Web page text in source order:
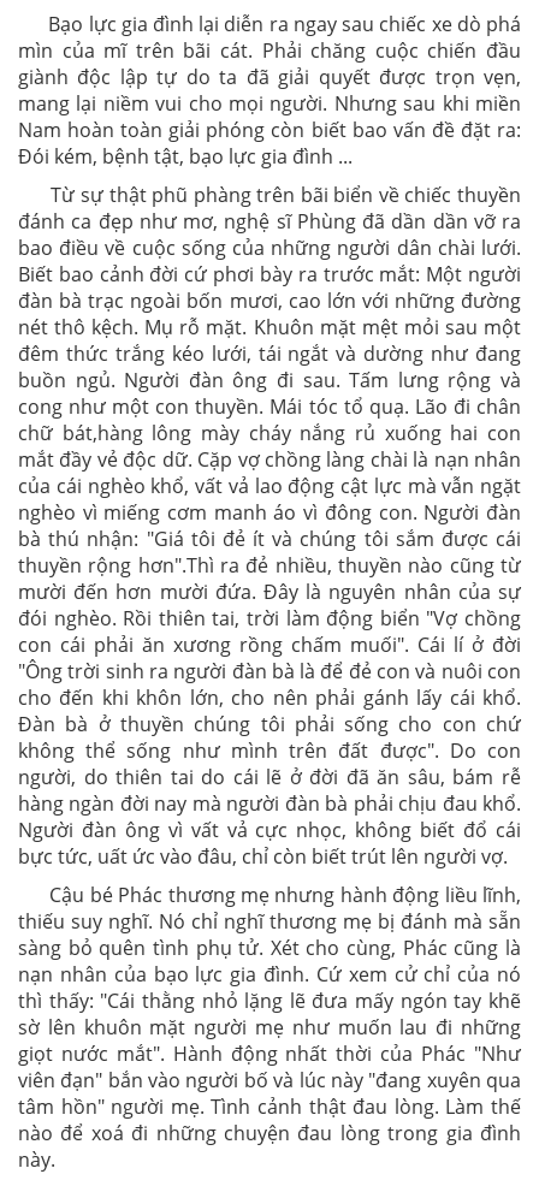
Bạo lực gia đình lại diễn ra ngay sau chiếc xe dò phá
mìn của mĩ trên bãi cát. Phải chăng cuộc chiến đầu
giành độc lập tự do ta đã giải quyết được trọn vẹn,
mang lại niềm vui cho mọi người. Nhưng sau khi miền
Nam hoàn toàn giải phóng còn biết bao vấn đề đặt ra:
Đói kém, bệnh tật, bạo lực gia đình ...
Từ sự thật phũ phàng trên bãi biển về chiếc thuyền
đánh ca đẹp như mơ, nghệ sĩ Phùng đã dần dần vỡ ra
bao điều về cuộc sống của những người dân chài lưới.
Biết bao cảnh đời cứ phơi bày ra trước mắt: Một người
đàn bà trạc ngoài bốn mươi, cao lớn với những đường
nét thô kệch. Mụ rỗ mặt. Khuôn mặt mệt mỏi sau một
đêm thức trắng kéo lưới, tái ngắt và dường như đang
buồn ngủ. Người đàn ông đi sau. Tấm lưng rộng và
cong như một con thuyền. Mái tóc tổ quạ. Lão đi chân
chữ bát,hàng lông mày cháy nắng rủ xuống hai con
mắt đầy vẻ độc dữ. Cặp vợ chồng làng chài là nạn nhân
của cái nghèo khổ, vất vả lao động cật lực mà vẫn ngặt
nghèo vì miếng cơm manh áo vì đông con. Người đàn
bà thú nhận: "Giá tôi đẻ ít và chúng tôi sắm được cái
thuyền rộng hơn".Thì ra đẻ nhiều, thuyền nào cũng từ
mười đến hơn mười đứa. Đây là nguyên nhân của sự
đói nghèo. Rồi thiên tai, trời làm động biển "Vợ chồng
con cái phải ăn xương rồng chấm muối". Cái lí ở đời
"Ông trời sinh ra người đàn bà là để đẻ con và nuôi con
cho đến khi khôn lớn, cho nên phải gánh lấy cái khổ.
Đàn bà ở thuyền chúng tôi phải sống cho con chứ
không thể sống như mình trên đất được". Do con
người, do thiên tai do cái lẽ ở đời đã ăn sâu, bám rễ
hàng ngàn đời nay mà người đàn bà phải chịu đau khổ.
Người đàn ông vì vất vả cực nhọc, không biết đổ cái
bực tức, uất ức vào đâu, chỉ còn biết trút lên người vợ.
Cậu bé Phác thương mẹ nhưng hành động liều lĩnh,
thiếu suy nghĩ. Nó chỉ nghĩ thương mẹ bị đánh mà sẵn
sàng bỏ quên tình phụ tử. Xét cho cùng, Phác cũng là
nạn nhân của bạo lực gia đình. Cứ xem cử chỉ của nó
thì thấy: "Cái thằng nhỏ lặng lẽ đưa mấy ngón tay khẽ
sờ lên khuôn mặt người mẹ như muốn lau đi những
giọt nước mắt". Hành động nhất thời của Phác "Như
viên đạn" bắn vào người bố và lúc này "đang xuyên qua
tâm hồn" người mẹ. Tình cảnh thật đau lòng. Làm thế
nào để xoá đi những chuyện đau lòng trong gia đình
này.